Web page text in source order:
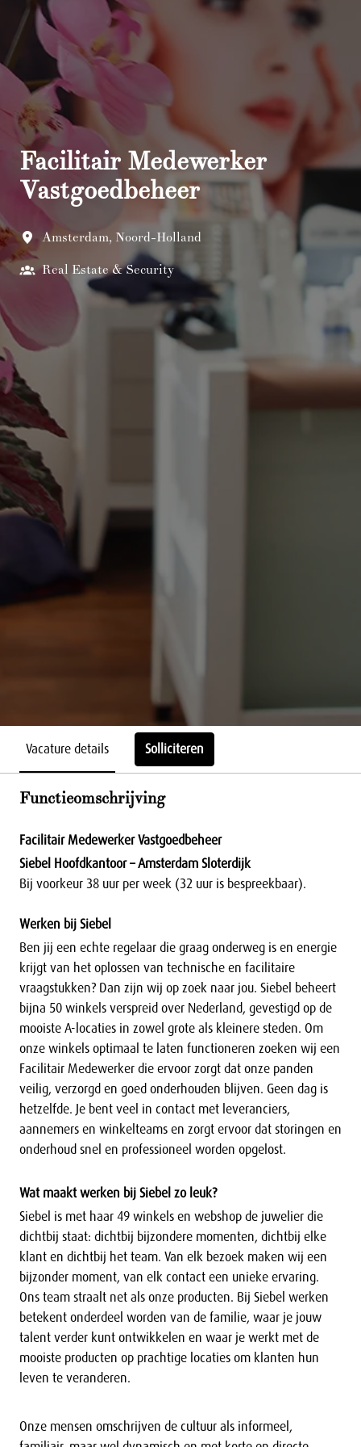
Facilitair Medewerker
Vastgoedbeheer
Amsterdam, Noord-Holland
Real Estate & Security
Vacature details Solliciteren
Functieomschrijving
Facilitair Medewerker Vastgoedbeheer
Siebel Hoofdkantoor – Amsterdam Sloterdijk
Bij voorkeur 38 uur per week (32 uur is bespreekbaar).
Werken bij Siebel
Ben jij een echte regelaar die graag onderweg is en energie
krijgt van het oplossen van technische en facilitaire
vraagstukken? Dan zijn wij op zoek naar jou. Siebel beheert
bijna 50 winkels verspreid over Nederland, gevestigd op de
mooiste A-locaties in zowel grote als kleinere steden. Om
onze winkels optimaal te laten functioneren zoeken wij een
Facilitair Medewerker die ervoor zorgt dat onze panden
veilig, verzorgd en goed onderhouden blijven. Geen dag is
hetzelfde. Je bent veel in contact met leveranciers,
aannemers en winkelteams en zorgt ervoor dat storingen en
onderhoud snel en professioneel worden opgelost.
Wat maakt werken bij Siebel zo leuk?
Siebel is met haar 49 winkels en webshop de juwelier die
dichtbij staat: dichtbij bijzondere momenten, dichtbij elke
klant en dichtbij het team. Van elk bezoek maken wij een
bijzonder moment, van elk contact een unieke ervaring.
Ons team straalt net als onze producten. Bij Siebel werken
betekent onderdeel worden van de familie, waar je jouw
talent verder kunt ontwikkelen en waar je werkt met de
mooiste producten op prachtige locaties om klanten hun
leven te veranderen.
Onze mensen omschrijven de cultuur als informeel,